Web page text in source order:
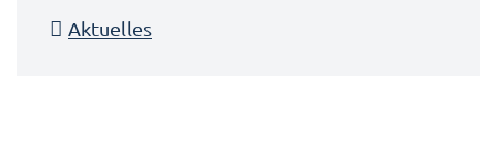
Aktuelles